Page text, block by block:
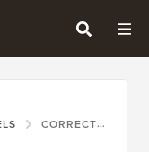
CORRECTION : ERREUR DE MÉMOIRE ÉPUISÉE WORDPRESS – AUGMENTER LA MÉMOIRE PHP